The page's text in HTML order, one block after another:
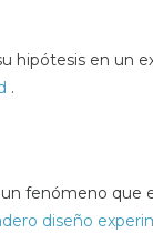
hipótesis en un
.
fenómeno que
diseño